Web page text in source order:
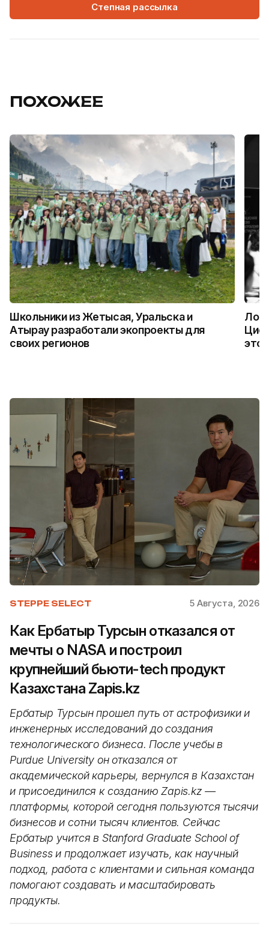
Степная рассылка
ПОХОЖЕЕ
Школьники из Жетысая, Уральска и
Атырау разработали экопроекты для
своих регионов
это
STEPPE SELECT 5 Августа, 2026
Как Ербатыр Турсын отказался от
мечты о NASA и построил
крупнейший бьюти-tech продукт
Казахстана Zapis.kz
Ербатыр Турсын прошел путь от астрофизики и
инженерных исследований до создания
технологического бизнеса. После учебы в
Purdue University он отказался от
академической карьеры, вернулся в Казахстан
и присоединился к созданию Zapis.kz —
платформы, которой сегодня пользуются тысячи
бизнесов и сотни тысяч клиентов. Сейчас
Ербатыр учится в Stanford Graduate School of
Business и продолжает изучать, как научный
подход, работа с клиентами и сильная команда
помогают создавать и масштабировать
продукты.